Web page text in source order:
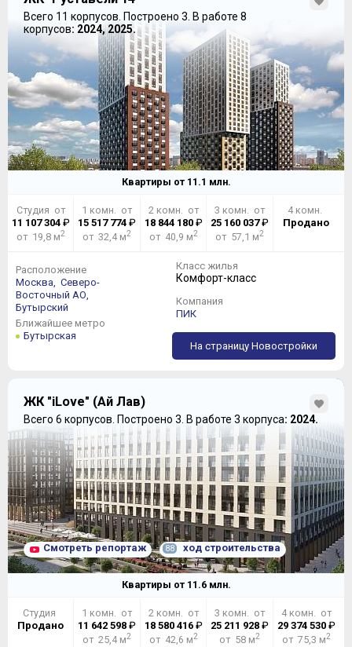
Всего 11 корпусов. Построено 3. В работе 8
корпусов: 2024, 2025.
Квартиры от 11.1 млн.
Студия от
11 107 304₽
от 19,8 м2
1 комн. от
15 517 774 ₽
от 32,4 м2
2 комн. от
18 844 180₽
от 40,9 м2
3 комн. от
25 160 037₽
от 57,1 м2
4 комн.
Продано
Расположение
Москва, Северо-
Восточный АО,
Бутырский
Ближайшее метро
Бутырская
Класс жилья
Комфорт-класс
Компания
ПИК
На страницу Новостройки
ЖК "iLove" (Ай Лав)
Всего 6 корпусов. Построено 3. В работе 3 корпуса: 2024.
Смотреть репортаж 88 ход строительства
Квартиры от 11.6млн.
Студия
Продано
1 комн. от
11 642 598 ₽
от 25,4 м2
2 комн. от
18 580 416₽
от 42,6 м2
3 комн. от
25 211 928 ₽
от 58 м2
4 комн. от
29 374 530₽
от 75,3 м2